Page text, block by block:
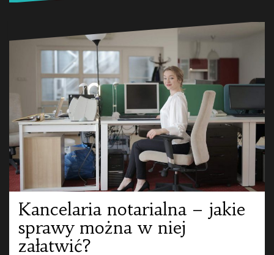
Kancelaria notarialna – jakie
sprawy można w niej
załatwić?